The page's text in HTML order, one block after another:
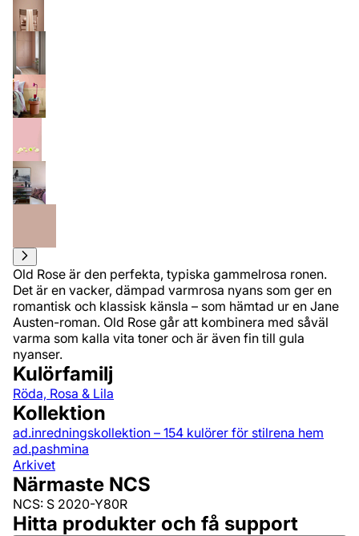
Old Rose är den perfekta, typiska gammelrosa ronen.
Det är en vacker, dämpad varmrosa nyans som ger en
romantisk och klassisk känsla – som hämtad ur en Jane
Austen-roman. Old Rose går att kombinera med såväl
varma som kalla vita toner och är även fin till gula
nyanser.
Kulörfamilj
Röda, Rosa & Lila
Kollektion
ad.inredningskollektion – 154 kulörer för stilrena hem
ad.pashmina
Arkivet
Närmaste NCS
NCS: S 2020-Y80R
Hitta produkter och få support